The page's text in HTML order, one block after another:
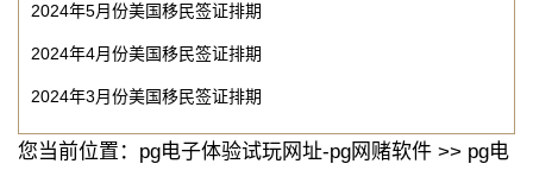
2024年5月份美国移民签证排期
2024年4月份美国移民签证排期
2024年3月份美国移民签证排期
您当前位置： pg电子体验试玩网址-pg网赌软件 >> pg电